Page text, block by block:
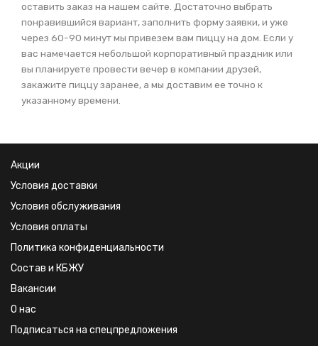
оставить заказ на нашем сайте. Достаточно выбрать
понравившийся вариант, заполнить форму заявки, и уже
через 60-90 минут мы привезем вам пиццу на дом. Если у
вас намечается небольшой корпоративный праздник или
вы планируете провести вечер в компании друзей,
закажите пиццу заранее, а мы доставим ее точно к
указанному времени.
Акции
Условия доставки
Условия обслуживания
Условия оплаты
Политика конфиденциальности
Состав и КБЖУ
Вакансии
О нас
Подписаться на спецпредложения